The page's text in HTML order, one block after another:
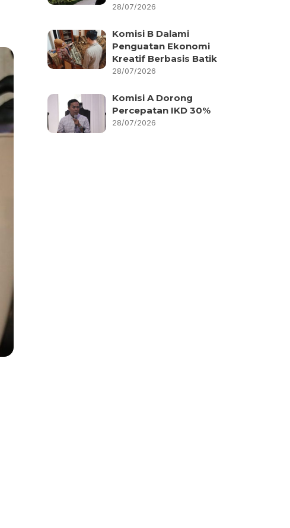
28/07/2026
Komisi B Dalami
Penguatan Ekonomi
Kreatif Berbasis Batik
28/07/2026
Komisi A Dorong
Percepatan IKD 30%
28/07/2026